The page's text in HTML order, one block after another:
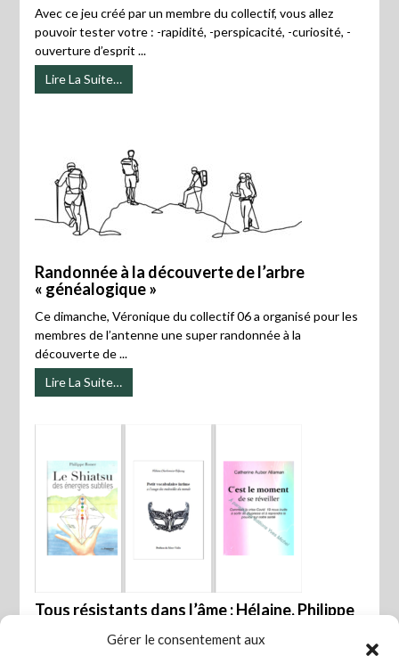
Gérer le consentement aux
Avec ce jeu créé par un membre du collectif, vous allez
pouvoir tester votre : -rapidité, -perspicacité, -curiosité, -
ouverture d’esprit ...
Lire La Suite…
Randonnée à la découverte de l’arbre
« généalogique »
Ce dimanche, Véronique du collectif 06 a organisé pour les
membres de l’antenne une super randonnée à la
découverte de ...
Lire La Suite…
Tous résistants dans l’âme : Hélaine, Philippe